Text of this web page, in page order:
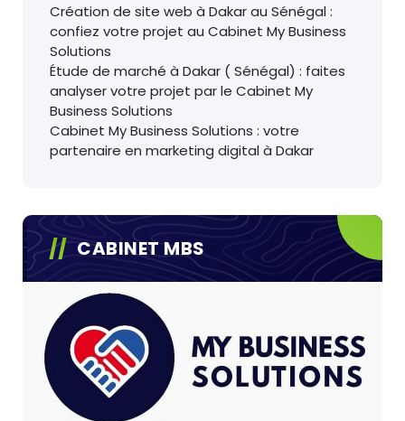
Création de site web à Dakar au Sénégal :
confiez votre projet au Cabinet My Business
Solutions
Étude de marché à Dakar ( Sénégal) : faites
analyser votre projet par le Cabinet My
Business Solutions
Cabinet My Business Solutions : votre
partenaire en marketing digital à Dakar
CABINET MBS